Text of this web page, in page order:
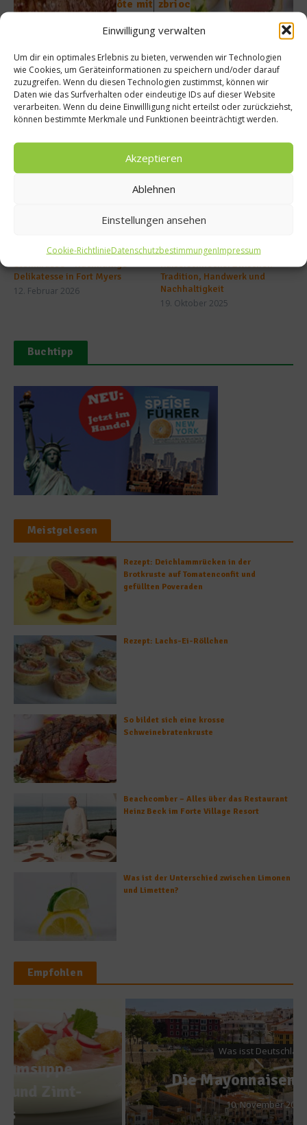
Einwilligung verwalten
Um dir ein optimales Erlebnis zu bieten, verwenden wir Technologien
wie Cookies, um Geräteinformationen zu speichern und/oder darauf
zuzugreifen. Wenn du diesen Technologien zustimmst, können wir
Daten wie das Surfverhalten oder eindeutige IDs auf dieser Website
verarbeiten. Wenn du deine Einwillligung nicht erteilst oder zurückziehst,
können bestimmte Merkmale und Funktionen beeinträchtigt werden.
Akzeptieren
Ablehnen
Einstellungen ansehen
Cookie-RichtlinieDatenschutzbestimmungenImpressum
ôte mit
rbutte
zbrioc
Sterne
Ähnliche Beiträge
Steinkrabbe – Nachhaltige
Delikatesse in Fort Myers
12. Februar 2026
Kaiserschnecke: Zwischen
Tradition, Handwerk und
Nachhaltigkeit
19. Oktober 2025
Buchtipp
Meistgelesen
Rezept: Deichlammrücken in der
Brotkruste auf Tomatenconfit und
gefüllten Poveraden
Rezept: Lachs-Ei-Röllchen
So bildet sich eine krosse
Schweinebratenkruste
Beachcomber – Alles über das Restaurant
Heinz Beck im Forte Village Resort
Was ist der Unterschied zwischen Limonen
und Limetten?
Empfohlen
Was isst Deutschland?
Die Mayonnaisen-Theorie
10. November 2014